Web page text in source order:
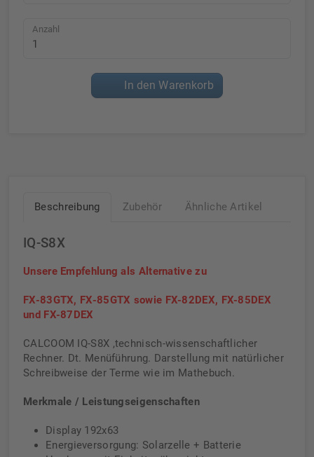
Anzahl
In den Warenkorb
Beschreibung Zubehör Ähnliche Artikel
IQ-S8X
Unsere Empfehlung als Alternative zu
FX-83GTX, FX-85GTX sowie FX-82DEX, FX-85DEX
und FX-87DEX
CALCOOM IQ-S8X ,technisch-wissenschaftlicher
Rechner. Dt. Menüführung. Darstellung mit natürlicher
Schreibweise der Terme wie im Mathebuch.
Merkmale / Leistungseigenschaften
Display 192x63
Energieversorgung: Solarzelle + Batterie